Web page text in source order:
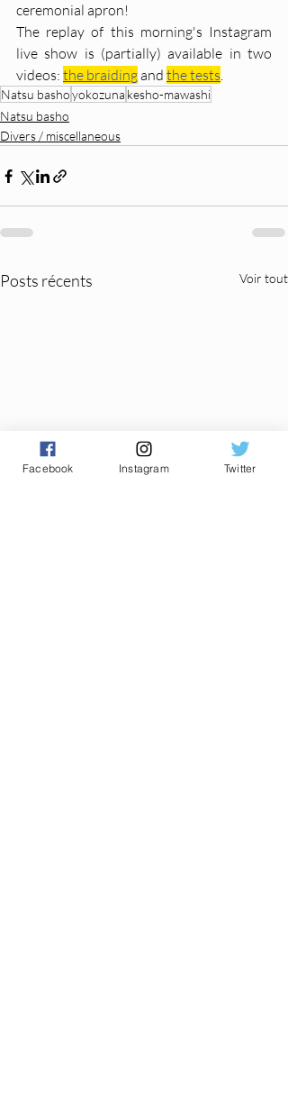
ceremonial apron!
The replay of this morning's Instagram
live show is (partially) available in two
videos: the braiding and the tests.
Natsu bashoyokozuna kesho-mawashi
Natsu basho
Divers / miscellaneous
Posts récents Voir tout
Facebook Instagram Twitter